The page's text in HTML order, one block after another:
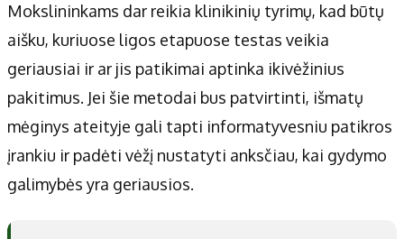
Mokslininkams dar reikia klinikinių tyrimų, kad būtų
aišku, kuriuose ligos etapuose testas veikia
geriausiai ir ar jis patikimai aptinka ikivėžinius
pakitimus. Jei šie metodai bus patvirtinti, išmatų
mėginys ateityje gali tapti informatyvesniu patikros
įrankiu ir padėti vėžį nustatyti anksčiau, kai gydymo
galimybės yra geriausios.